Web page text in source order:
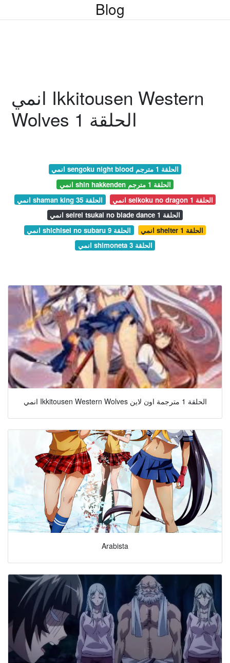
Blog
انمي Ikkitousen Western
Wolves الحلقة 1
انمي sengoku night blood الحلقة 1 مترجم
انمي shin hakkenden الحلقة 1 مترجم
انمي shaman king الحلقة 35
انمي seikoku no dragon الحلقة 1
انمي seirei tsukai no blade dance الحلقة 1
انمي shichisei no subaru الحلقة 9
انمي shelter الحلقة 1
انمي shimoneta الحلقة 3
انمي Ikkitousen Western Wolves الحلقة 1 مترجمة اون لاين
Arabista